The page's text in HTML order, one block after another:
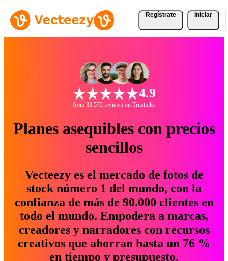
Regístrate Iniciar
4.9
from 33.572 reviews on Trustpilot
Planes asequibles con precios
sencillos
Vecteezy es el mercado de fotos de
stock número 1 del mundo, con la
confianza de más de 90.000 clientes en
todo el mundo. Empodera a marcas,
creadores y narradores con recursos
creativos que ahorran hasta un 76 %
en tiempo y presupuesto.